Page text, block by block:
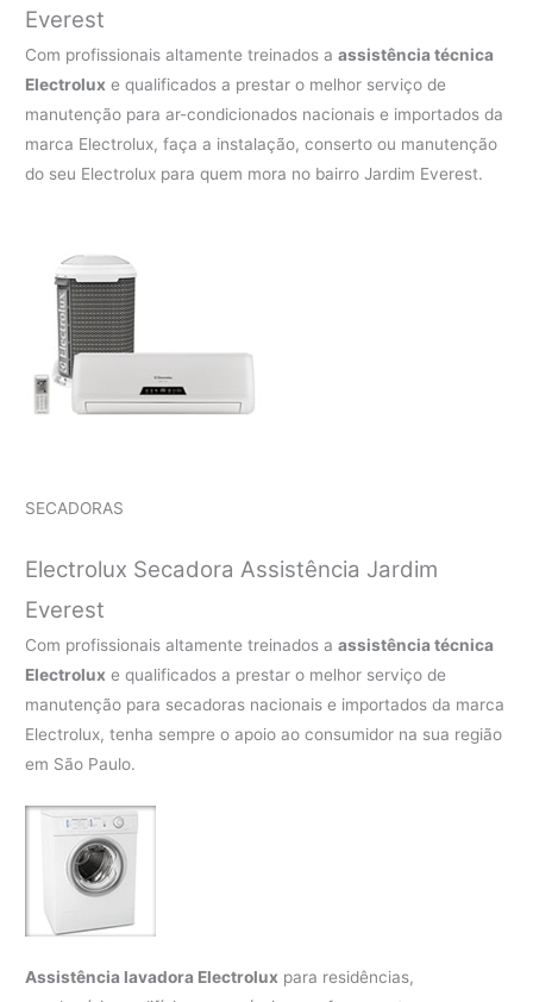
Everest
Com profissionais altamente treinados aassistência técnica
Electrolux e qualificados a prestar o melhor serviço de
manutenção para ar-condicionados nacionais e importados da
marca Electrolux, faça a instalação, conserto ou manutenção
do seu Electrolux para quem mora no bairro Jardim Everest.
SECADORAS
Electrolux Secadora Assistência Jardim
Everest
Com profissionais altamente treinados aassistência técnica
Electrolux e qualificados a prestar o melhor serviço de
manutenção para secadoras nacionais e importados da marca
Electrolux, tenha sempre o apoio ao consumidor na sua região
em São Paulo.
Assistência lavadora Electrolux para residências,